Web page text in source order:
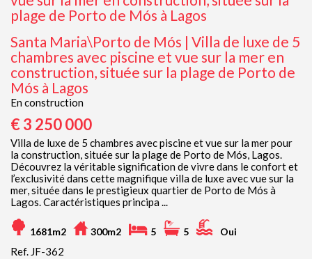
Santa Maria\Porto de Mós | Villa de luxe de 5
chambres avec piscine et vue sur la mer en
construction, située sur la plage de Porto de
Mós à Lagos
En construction
€ 3 250 000
Villa de luxe de 5 chambres avec piscine et vue sur la mer pour
la construction, située sur la plage de Porto de Mós, Lagos.
Découvrez la véritable signification de vivre dans le confort et
l’exclusivité dans cette magnifique villa de luxe avec vue sur la
mer, située dans le prestigieux quartier de Porto de Mós à
Lagos. Caractéristiques principa ...
1681m2 300m2 5 5 Oui
Ref. JF-362